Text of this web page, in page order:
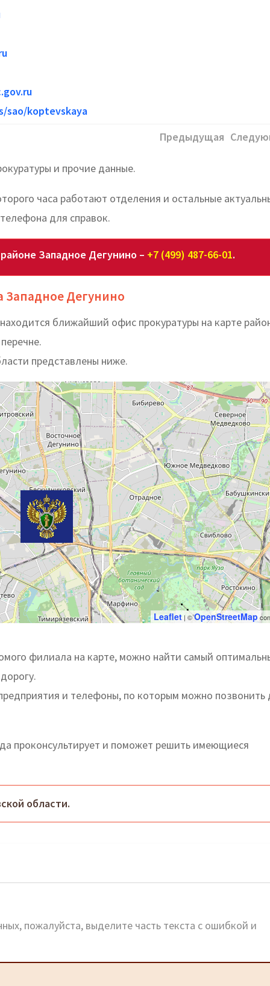
sao/koptevskaya
Предыдущая
и прочие данные.
часа работают отделения и остальные
для справок.
Западное Дегунино – +7 (499) 487-66-01.
Западное Дегунино
ближайший офис прокуратуры на карте
представлены ниже.
Leaflet | ©OpenStreetMap
филиала на карте, можно найти самый
и телефоны, по которым можно позвонить
проконсультирует и поможет решить имеющиеся
области.
пожалуйста, выделите часть текста с ошибкой и